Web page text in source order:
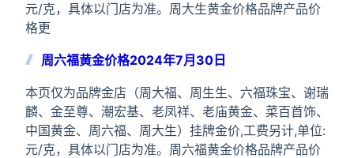
元/克，具体以门店为准。周大生黄金价格品牌产品价
格更
周六福黄金价格2024年7月30日
本页仅为品牌金店（周大福、周生生、六福珠宝、谢瑞
麟、金至尊、潮宏基、老凤祥、老庙黄金、菜百首饰、
中国黄金、周六福、周大生）挂牌金价,工费另计,单位:
元/克，具体以门店为准。周六福黄金价格品牌产品价